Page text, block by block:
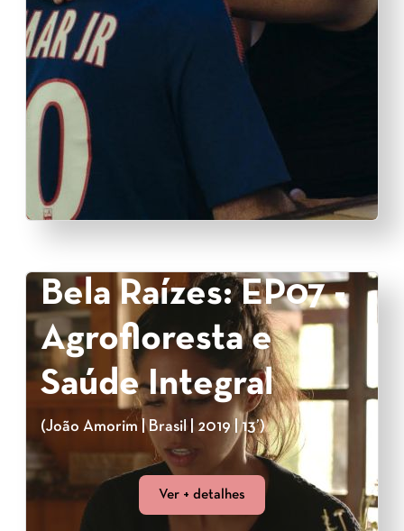
Bela Raízes: EP07 -
Agrofloresta e
Saúde Integral
(João Amorim | Brasil | 2019 | 13’)
Ver + detalhes